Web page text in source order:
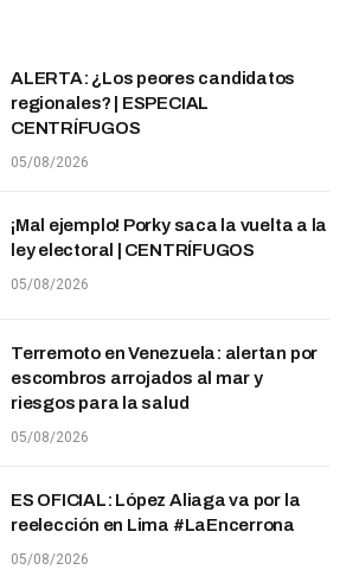
ALERTA: ¿Los peores candidatos
regionales? | ESPECIAL
CENTRÍFUGOS
05/08/2026
¡Mal ejemplo! Porky saca la vuelta a la
ley electoral | CENTRÍFUGOS
05/08/2026
Terremoto en Venezuela: alertan por
escombros arrojados al mar y
riesgos para la salud
05/08/2026
ES OFICIAL: López Aliaga va por la
reelección en Lima #LaEncerrona
05/08/2026